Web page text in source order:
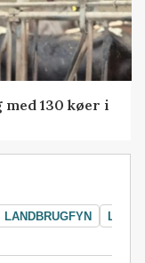
130 køer i
LANDBRUGFYN